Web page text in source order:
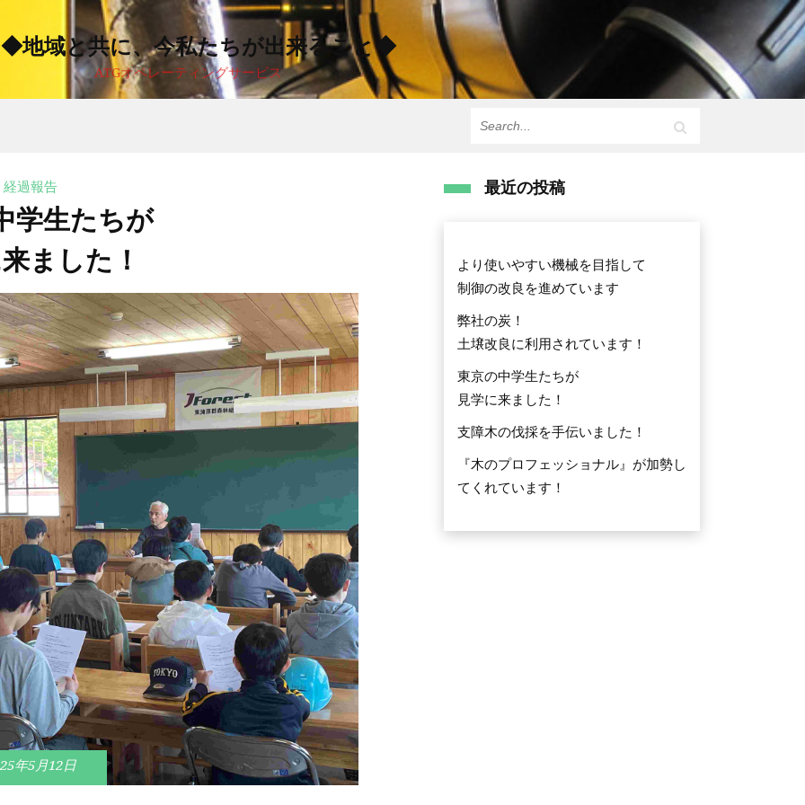
域と共に、今私たちが出来ること◆
ATGオペレーティングサービス
経過報告
学生たちが
ました！
年5月12日
最近の投稿
より使いやすい機械を目指して
制御の改良を進めています
弊社の炭！
土壌改良に利用されています！
東京の中学生たちが
見学に来ました！
支障木の伐採を手伝いました！
『木のプロフェッショナル』が加勢し
てくれています！